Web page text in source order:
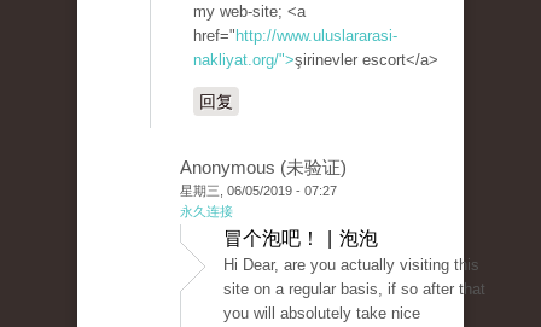
my web-site; <a
href=" http://www.uluslararasi-
nakliyat.org/">şirinevler escort</a>
回复
Anonymous (未验证)
星期三, 06/05/2019 - 07:27
永久连接
冒个泡吧！ | 泡泡
Hi Dear, are you actually visiting this
site on a regular basis, if so after that
you will absolutely take nice